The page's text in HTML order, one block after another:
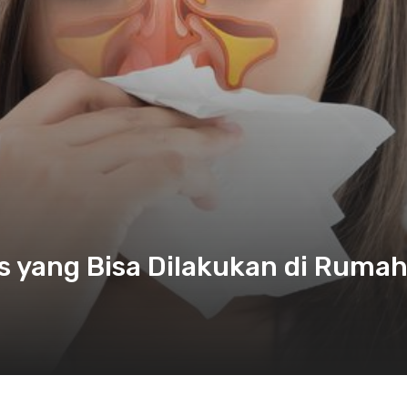
yang Bisa Dilakukan di Rumah